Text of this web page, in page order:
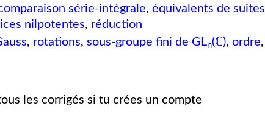
série-intégrale,équivalents de suites
nilpotentes, réduction
, rotations,sous-groupe fini de GLn(ℂ),ordre,
les corrigés si tu crées un compte